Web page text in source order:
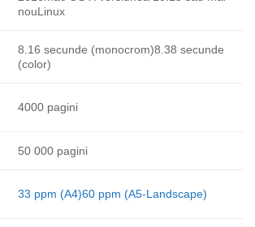
nouLinux
8.16 secunde (monocrom)8.38 secunde
(color)
4000 pagini
50 000 pagini
33 ppm (A4)60 ppm (A5-Landscape)